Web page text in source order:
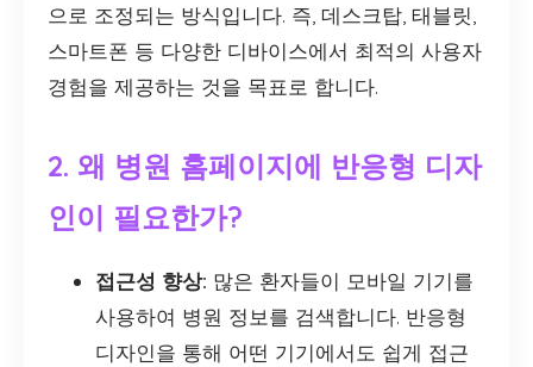
으로 조정되는 방식입니다. 즉, 데스크탑, 태블릿,
스마트폰 등 다양한 디바이스에서 최적의 사용자
경험을 제공하는 것을 목표로 합니다.
2. 왜 병원 홈페이지에 반응형 디자
인이 필요한가?
접근성 향상: 많은 환자들이 모바일 기기를
사용하여 병원 정보를 검색합니다. 반응형
디자인을 통해 어떤 기기에서도 쉽게 접근